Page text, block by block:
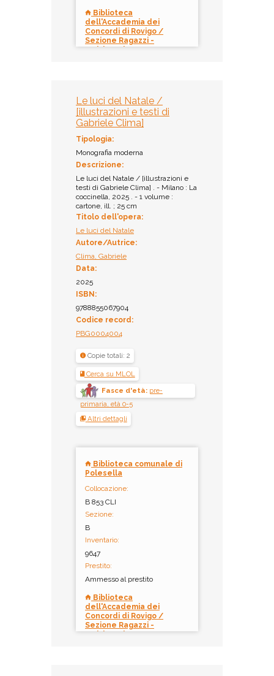
Biblioteca
dell'Accademia dei
Concordi di Rovigo /
Sezione Ragazzi -
10829
Prestito:
Ammesso al prestito
Le luci del Natale /
[illustrazioni e testi di
Gabriele Clima]
Tipologia:
Monografia moderna
Descrizione:
Le luci del Natale / [illustrazioni e
testi di Gabriele Clima] . - Milano : La
coccinella, 2025 . - 1 volume :
cartone, ill. ; 25 cm
Titolo dell'opera:
Le luci del Natale
Autore/Autrice:
Clima, Gabriele
Data:
2025
ISBN:
9788855067904
Codice record:
PBG0004004
Copie totali: 2
Cerca su MLOL
Fasce d'età: pre-
primaria, età 0-5
Altri dettagli
Biblioteca comunale di
Polesella
Collocazione:
B 853 CLI
Sezione:
B
Inventario:
9647
Prestito:
Ammesso al prestito
Biblioteca
dell'Accademia dei
Concordi di Rovigo /
Sezione Ragazzi -
Multispazio